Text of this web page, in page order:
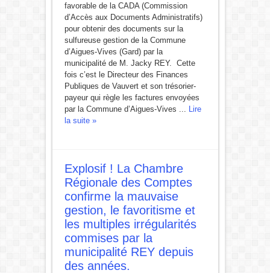
favorable de la CADA (Commission
d’Accès aux Documents Administratifs)
pour obtenir des documents sur la
sulfureuse gestion de la Commune
d’Aigues-Vives (Gard) par la
municipalité de M. Jacky REY. Cette
fois c’est le Directeur des Finances
Publiques de Vauvert et son trésorier-
payeur qui règle les factures envoyées
par la Commune d’Aigues-Vives ... Lire
la suite »
Explosif ! La Chambre
Régionale des Comptes
confirme la mauvaise
gestion, le favoritisme et
les multiples irrégularités
commises par la
municipalité REY depuis
des années.